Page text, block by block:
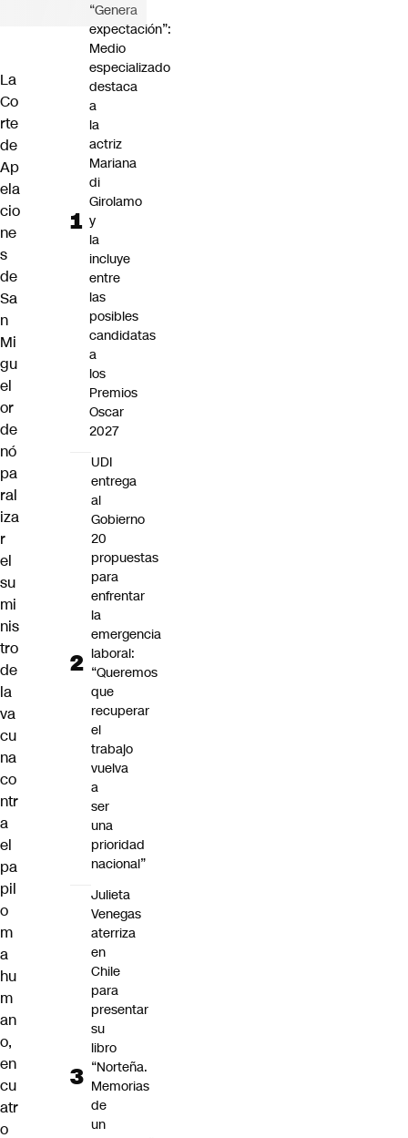
La
Co
rte
de
Ap
ela
cio
ne
s
de
Sa
n
Mi
gu
el
or
de
nó
pa
ral
iza
r
el
su
mi
nis
tro
de
la
va
cu
na
co
ntr
a
el
pa
pil
o
m
a
hu
m
an
o,
en
cu
atr
o
“Genera
expectación”:
Medio
especializado
destaca
a
la
actriz
Mariana
di
Girolamo
y
la
incluye
entre
las
posibles
candidatas
a
los
Premios
Oscar
2027
UDI
entrega
al
Gobierno
20
propuestas
para
enfrentar
la
emergencia
laboral:
“Queremos
que
recuperar
el
trabajo
vuelva
a
ser
una
prioridad
nacional”
Julieta
Venegas
aterriza
en
Chile
para
presentar
su
libro
“Norteña.
Memorias
de
un